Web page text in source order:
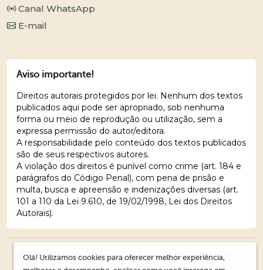
Canal WhatsApp
E-mail
Aviso importante!
Direitos autorais protegidos por lei. Nenhum dos textos
publicados aqui pode ser apropriado, sob nenhuma
forma ou meio de reprodução ou utilização, sem a
expressa permissão do autor/editora.
A responsabilidade pelo conteúdo dos textos publicados
são de seus respectivos autores.
A violação dos direitos é punível como crime (art. 184 e
parágrafos do Código Penal), com pena de prisão e
multa, busca e apreensão e indenizações diversas (art.
101 a 110 da Lei 9.610, de 19/02/1998, Lei dos Direitos
Autorais).
© 2026 Editora Ações Literárias. Todos os direitos reservados.
Olá! Utilizamos cookies para oferecer melhor experiência,